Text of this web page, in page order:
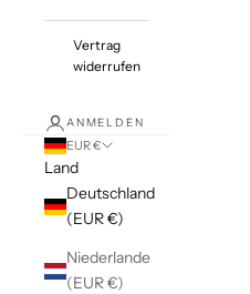
Vertrag
widerrufen
ANMELDEN
EUR €
Land
Deutschland
(EUR €)
Niederlande
(EUR €)